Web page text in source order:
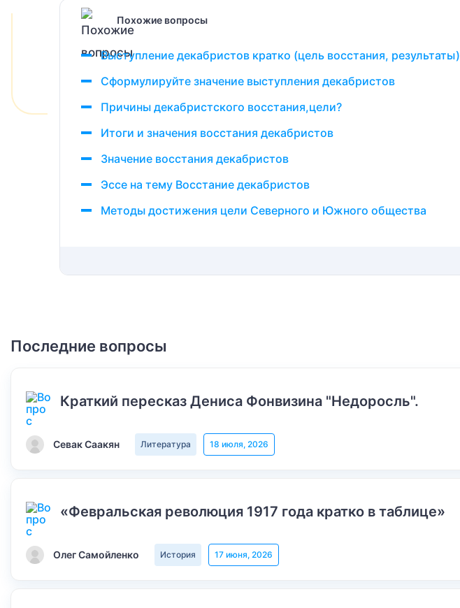
Похожие вопросы
Выступление декабристов кратко (цель восстания, результаты)
Сформулируйте значение выступления декабристов
Причины декабристского восстания,цели?
Итоги и значения восстания декабристов
Значение восстания декабристов
Эссе на тему Восстание декабристов
Методы достижения цели Северного и Южного общества
Последние вопросы
Краткий пересказ Дениса Фонвизина "Недоросль".
Севак Саакян Литература 18 июля, 2026
«Февральская революция 1917 года кратко в таблице»
Олег Самойленко История 17 июня, 2026